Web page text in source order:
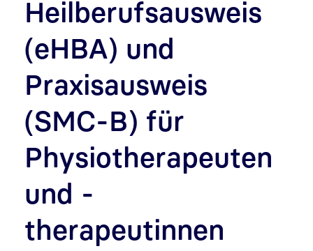
Heilberufsausweis
(eHBA) und
Praxisausweis
(SMC-B) für
Physiotherapeuten
und -
therapeutinnen